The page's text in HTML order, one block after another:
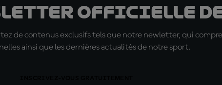
officielle de
de contenus exclusifs tels que notre newletter, qui
ainsi que les dernières actualités de notre sport.